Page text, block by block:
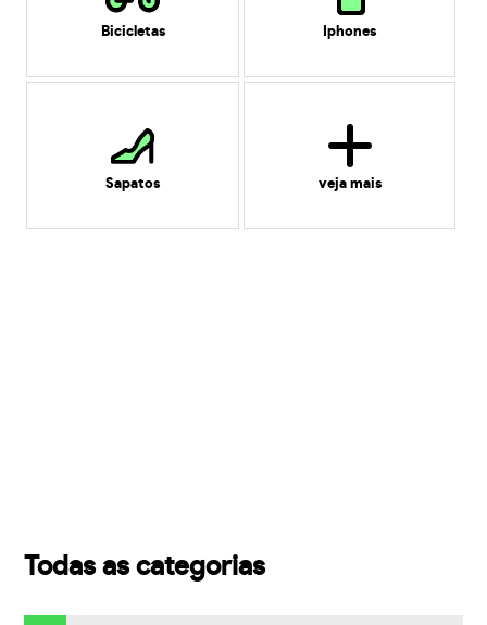
Bicicletas Iphones
Sapatos veja mais
Todas as categorias